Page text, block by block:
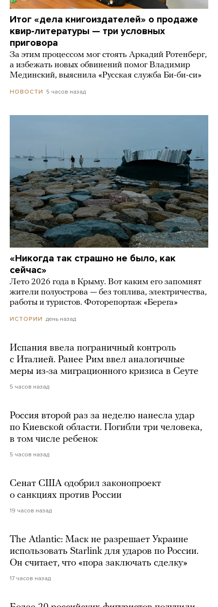
Итог «дела книгоиздателей» о продаже
квир-литературы — три условных
приговора
За этим процессом мог стоять Аркадий Ротенберг,
а избежать новых обвинений помог Владимир
Мединский, выяснила «Русская служба Би-би-си»
НОВОСТИ 5 часов назад
«Никогда так страшно не было, как
сейчас»
Лето 2026 года в Крыму. Вот каким его запомнят
жители полуострова — без топлива, электричества,
работы и туристов. Фоторепортаж «Берега»
ИСТОРИИ день назад
Испания ввела пограничный контроль
с Италией. Ранее Рим ввел аналогичные
меры из-за миграционного кризиса в Сеуте
5 часов назад
Россия второй раз за неделю нанесла удар
по Киевской области. Погибли три человека,
в том числе ребенок
5 часов назад
Сенат США одобрил законопроект
о санкциях против России
19 часов назад
The Atlantic: Маск не разрешает Украине
использовать Starlink для ударов по России.
Он считает, что «пора заключать сделку»
17 часов назад